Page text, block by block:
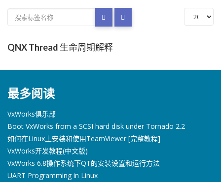
QNX Thread 生命周期解释
最多阅读
VxWorks俱乐部
Boot VxWorks from a SCSI hard disk under Tornado 2.2
如何在Linux上安装和使用TeamViewer [完整教程]
VxWorks开发教程(中文版)
VxWorks 6.8操作系统下QT的安装设置和运行方法
UART Programming in Linux